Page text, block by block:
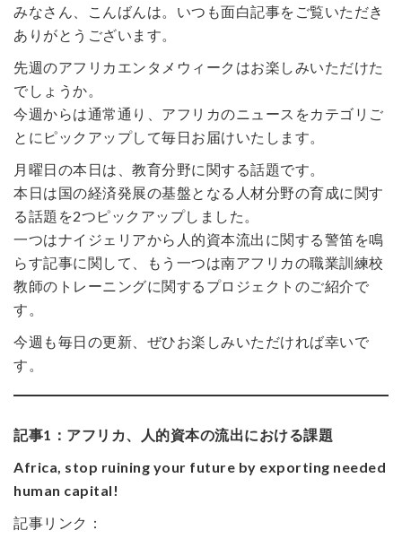
みなさん、こんばんは。いつも面白記事をご覧いただき
ありがとうございます。
先週のアフリカエンタメウィークはお楽しみいただけた
でしょうか。
今週からは通常通り、アフリカのニュースをカテゴリご
とにピックアップして毎日お届けいたします。
月曜日の本日は、教育分野に関する話題です。
本日は国の経済発展の基盤となる人材分野の育成に関す
る話題を2つピックアップしました。
一つはナイジェリアから人的資本流出に関する警笛を鳴
らす記事に関して、もう一つは南アフリカの職業訓練校
教師のトレーニングに関するプロジェクトのご紹介で
す。
今週も毎日の更新、ぜひお楽しみいただければ幸いで
す。
記事1：アフリカ、人的資本の流出における課題
Africa, stop ruining your future by exporting needed
human capital!
記事リンク：